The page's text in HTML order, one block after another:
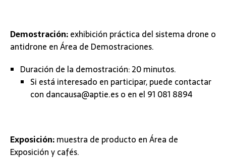
Demostración:exhibición práctica del sistema drone o
antidrone en Área de Demostraciones.
Duración de la demostración: 20 minutos.
Si está interesado en participar, puede contactar
con dancausa@aptie.es o en el 91 081 8894
Exposición:muestra de producto en Área de
Exposición y cafés.